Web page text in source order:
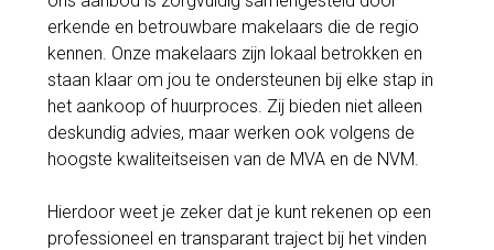
erkende en betrouwbare makelaars die de regio
kennen. Onze makelaars zijn lokaal betrokken en
staan klaar om jou te ondersteunen bij elke stap in
het aankoop of huurproces. Zij bieden niet alleen
deskundig advies, maar werken ook volgens de
hoogste kwaliteitseisen van de MVA en de NVM.
Hierdoor weet je zeker dat je kunt rekenen op een
professioneel en transparant traject bij het vinden